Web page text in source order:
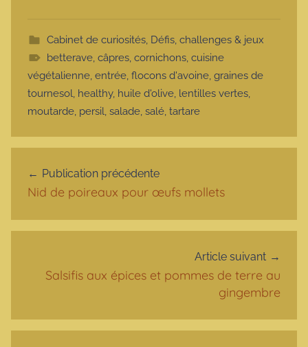
Cabinet de curiosités, Défis, challenges & jeux
betterave, câpres, cornichons, cuisine
végétalienne, entrée, flocons d'avoine, graines de
tournesol, healthy, huile d'olive, lentilles vertes,
moutarde, persil, salade, salé, tartare
Publication précédente
Nid de poireaux pour œufs mollets
Article suivant
Salsifis aux épices et pommes de terre au
gingembre